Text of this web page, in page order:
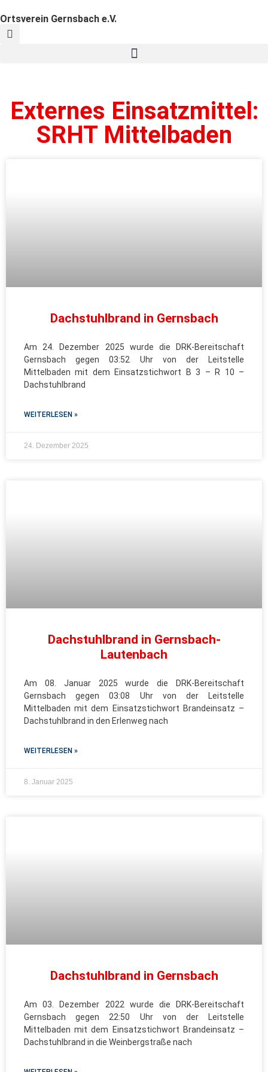
Ortsverein Gernsbach e.V.
Externes Einsatzmittel:
SRHT Mittelbaden
Dachstuhlbrand in Gernsbach
Am 24. Dezember 2025 wurde die DRK-Bereitschaft
Gernsbach gegen 03:52 Uhr von der Leitstelle
Mittelbaden mit dem Einsatzstichwort B 3 – R 10 –
Dachstuhlbrand
WEITERLESEN »
24. Dezember 2025
Dachstuhlbrand in Gernsbach-
Lautenbach
Am 08. Januar 2025 wurde die DRK-Bereitschaft
Gernsbach gegen 03:08 Uhr von der Leitstelle
Mittelbaden mit dem Einsatzstichwort Brandeinsatz –
Dachstuhlbrand in den Erlenweg nach
WEITERLESEN »
8. Januar 2025
Dachstuhlbrand in Gernsbach
Am 03. Dezember 2022 wurde die DRK-Bereitschaft
Gernsbach gegen 22:50 Uhr von der Leitstelle
Mittelbaden mit dem Einsatzstichwort Brandeinsatz –
Dachstuhlbrand in die Weinbergstraße nach